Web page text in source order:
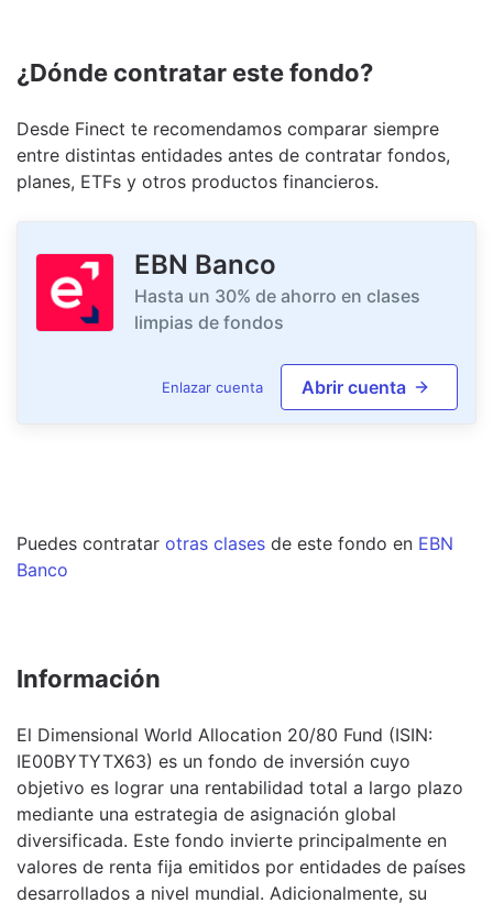
¿Dónde contratar este fondo?
Desde Finect te recomendamos comparar siempre
entre distintas entidades antes de contratar fondos,
planes, ETFs y otros productos financieros.
EBN Banco
Hasta un 30% de ahorro en clases
limpias de fondos
Enlazar cuenta Abrir cuenta
Puedes contratar otras clases de este fondo en EBN
Banco
Información
El Dimensional World Allocation 20/80 Fund (ISIN:
IE00BYTYTX63) es un fondo de inversión cuyo
objetivo es lograr una rentabilidad total a largo plazo
mediante una estrategia de asignación global
diversificada. Este fondo invierte principalmente en
valores de renta fija emitidos por entidades de países
desarrollados a nivel mundial. Adicionalmente, su